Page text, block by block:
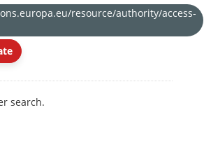
resource/authority/access-
search.